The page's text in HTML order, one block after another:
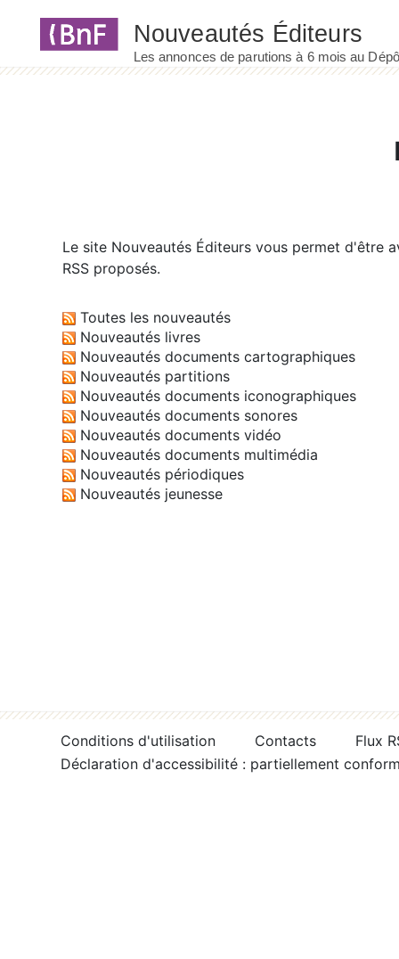
Le site Nouveautés Éditeurs vous permet d'être
RSS proposés.
Toutes les nouveautés
Nouveautés livres
Nouveautés documents cartographiques
Nouveautés partitions
Nouveautés documents iconographiques
Nouveautés documents sonores
Nouveautés documents vidéo
Nouveautés documents multimédia
Nouveautés périodiques
Nouveautés jeunesse
Conditions d'utilisation Contacts
Flux
Déclaration d'accessibilité : partiellement